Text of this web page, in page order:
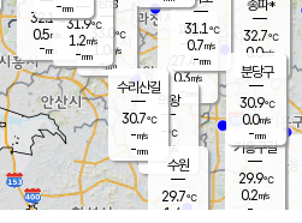
과천
27.4℃
0.3m/s
- mm
의왕
- ℃
m/s
mm
33.0
℃
1.0 m/s
-mm
32.1℃
0.5m/s
-mm
31.9℃
1.2m/s
-mm
송파*
32.7℃
0.0m/s
-mm
31.1℃
0.7m/s
-mm
기흥구갈
29.9℃
0.2m/s
-
수리산길
30.7℃
-m/s
-mm
분당구
30.9℃
0.0m/s
-mm
-mm
수원
29.7℃
1.4 m/s